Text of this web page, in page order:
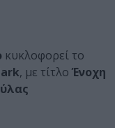
κυκλοφορεί το
, με τίτλο Ένοχη